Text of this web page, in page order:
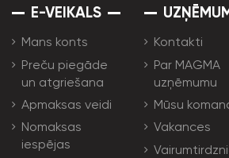
E-VEIKALS
Mans konts
Preču piegāde
un atgriešana
Apmaksas veidi
Nomaksas
iespējas
Kontakti
Par MAGMA
uzņēmumu
Mūsu
Vakances